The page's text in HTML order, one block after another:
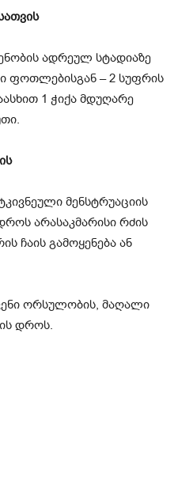
ადრეულ სტადიაზე
ფოთლებისგან – 2 სუფრის
1 ჭიქა მდუღარე
მენსტრუაციის
არასაკმარისი რძის
ჩაის გამოყენება ან
ორსულობის, მაღალი
დროს.